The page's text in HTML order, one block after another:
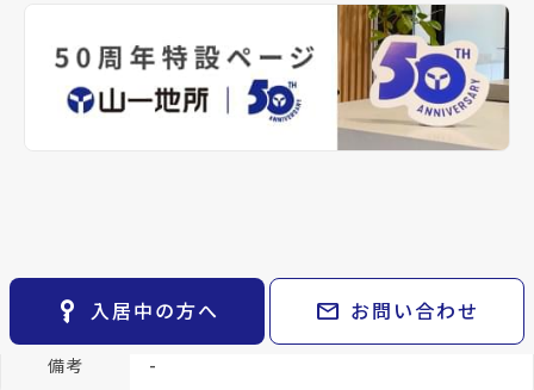
エリアから探す
train
路線から探す
事業用・投資用を探す keyboard_arrow_right
検索条件
閲覧履歴 keyboard_arrow_right
相続相談をしたい keyboard_arrow_right
不動産に投資したい keyboard_arrow_right
keyboard_arrow_right
パーパス keyboard_arrow_right
CM紹介
keyboard_arrow_right
レンタルオフィス keyboard_arrow_right
貸会議室 keyboard_arrow_right
open_in_new
keyboard_arrow_right
退去される方へ keyboard_arrow_right
※準備中 住まいのしおり（PDF）
key_vertical 入居中の方へ mail お問い合わせ
種別 賃貸マンション 築年月
1991年
08月
階建 地上5階
設備・条件
オートロック、ゴミ集積所、プロパンガス、
バス停徒歩3分以内
備考 -